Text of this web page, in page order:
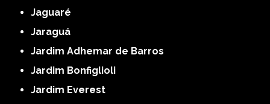
Jaguaré
Jaraguá
Jardim Adhemar de Barros
Jardim Bonfiglioli
Jardim Everest